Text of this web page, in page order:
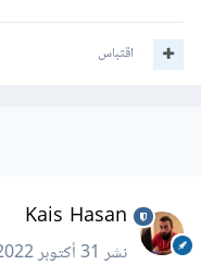
اقتباس
Kais Hasan
نشر31 أكتوبر 2022